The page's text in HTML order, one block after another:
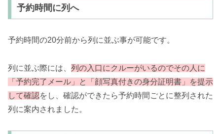
予約時間に列へ
予約時間の20分前から列に並ぶ事が可能です。
列に並ぶ際には、 列の入口にクルーがいるのでその人に
「予約完了メール」と「顔写真付きの身分証明書」を提示
して確認をし、確認ができたら予約時間ごとに整列された
列に案内されました。